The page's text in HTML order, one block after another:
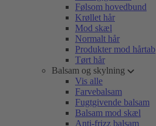
Følsom hovedbund
Krøllet hår
Mod skæl
Normalt hår
Produkter mod hårtab
Tørt hår
Balsam og skylning
Vis alle
Farvebalsam
Fugtgivende balsam
Balsam mod skæl
Anti-frizz balsam